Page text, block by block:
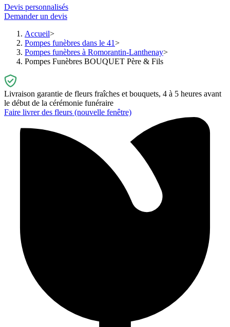
Devis personnalisés
Demander un devis
Accueil
Pompes funèbres dans le 41
Pompes funèbres à Romorantin-Lanthenay
Pompes Funèbres BOUQUET Père & Fils
Livraison garantie de fleurs fraîches et bouquets, 4 à 5 heures avant
le début de la cérémonie funéraire
Faire livrer des fleurs (nouvelle fenêtre)